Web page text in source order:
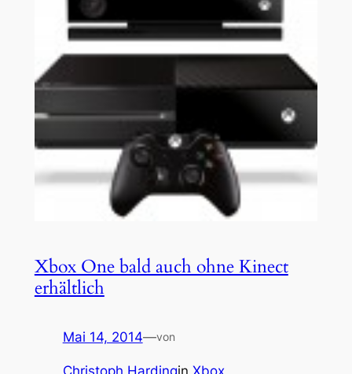
Xbox One bald auch ohne Kinect
erhältlich
Mai 14, 2014—von